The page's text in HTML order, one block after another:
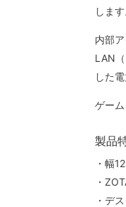
します
内部
LAN
した
ゲー
製品
・幅
・
・デ